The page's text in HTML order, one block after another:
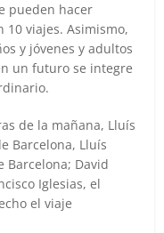
pueden hacer
10 viajes. Asimismo,
y jóvenes y adultos
un futuro se integre
de la mañana, Lluís
Barcelona, Lluís
Barcelona; David
Iglesias, el
el viaje